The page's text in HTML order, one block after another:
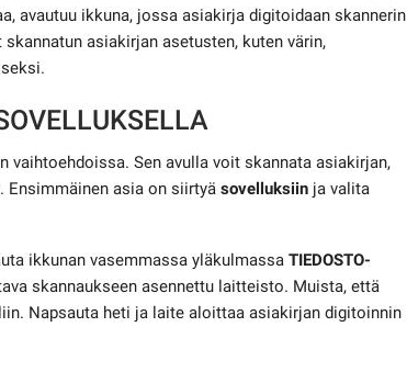
avautuu ikkuna, jossa asiakirja digitoidaan skannerin
asiakirjan asetusten, kuten värin,
vaihtoehdoissa. Sen avulla voit skannata asiakirjan,
Ensimmäinen asia on siirtyä sovelluksiinja valita
ikkunan vasemmassa yläkulmassa TIEDOSTO-
skannaukseen asennettu laitteisto. Muista, että
Napsauta heti ja laite aloittaa asiakirjan digitoinnin